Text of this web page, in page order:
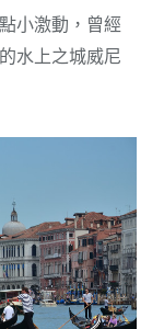
小激動，曾經
水上之城威尼